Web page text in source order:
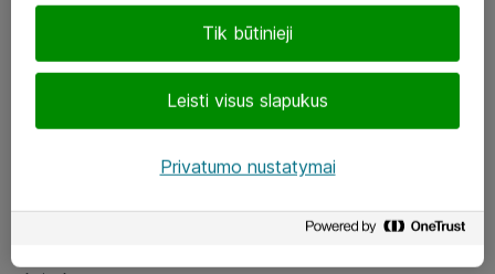
LinkedIn
Tik būtinieji
Leisti visus slapukus
Privatumo nustatymai